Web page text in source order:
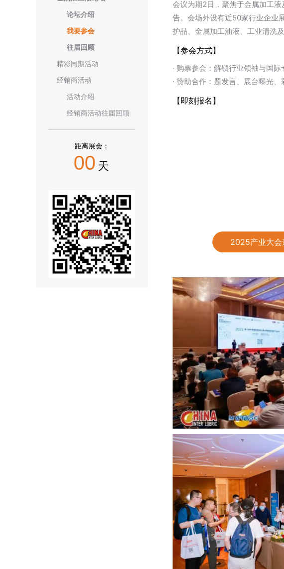
会议为期2日，聚焦于金属加工
告。会场外设有近50家行业企业
护品、金属加工油液、工业清洗
【参会方式】
· 购票参会：解锁行业领袖与国
· 赞助合作：题发言、展台曝光
【即刻报名】
2025产业大会
论坛介绍
我要参会
往届回顾
精彩同期活动
经销商活动
活动介绍
经销商活动往届回顾
距离展会：
00 天